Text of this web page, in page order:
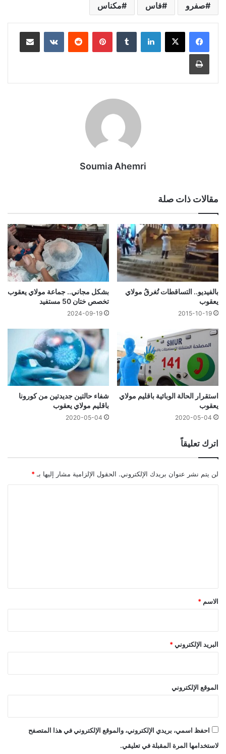
صفرو فاس مكناس
لينكدإن بينتيريست مشاركة عبر البريد
طباعة
Soumia Ahemri
مقالات ذات صلة
بالفيديو.. التساقطات تُغرقُ مولاي
يعقوب
2015-10-19
بشكل مجاني.. جماعة مولاي يعقوب
تخصص ختان 50 مستفيد
2024-09-19
استقرار الحالة الوبائية باقليم مولاي
يعقوب
2020-05-04
شفاء حالتين جديدتين من كورونا
باقليم مولاي يعقوب
2020-05-04
اترك تعليقاً
لن يتم نشر عنوان بريدك الإلكتروني. الحقول الإلزامية مشار إليها بـ *
*
الاسم *
البريد الإلكتروني *
الموقع الإلكتروني
احفظ اسمي، بريدي الإلكتروني، والموقع الإلكتروني في هذا المتصفح
لاستخدامها المرة المقبلة في تعليقي.